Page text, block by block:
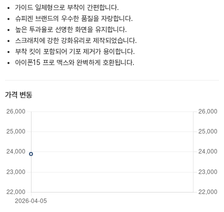
가이드 일체형으로 부착이 간편합니다.
슈피겐 브랜드의 우수한 품질을 자랑합니다.
높은 투과율로 선명한 화면을 유지합니다.
스크래치에 강한 강화유리로 제작되었습니다.
부착 킷이 포함되어 기포 제거가 용이합니다.
아이폰15 프로 맥스와 완벽하게 호환됩니다.
가격 변동